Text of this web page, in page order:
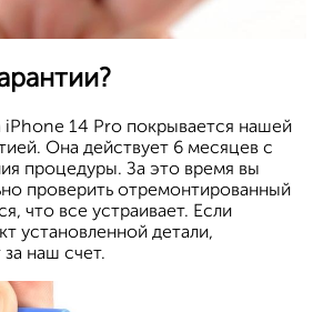
iPhone 14 Pro покрывается нашей
Она действует 6 месяцев с
процедуры. За это время вы
проверить отремонтированный
что все устраивает. Если
установленной детали,
наш счет.